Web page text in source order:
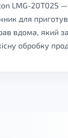
LMG-20T02S
для
вдома, який
обробку